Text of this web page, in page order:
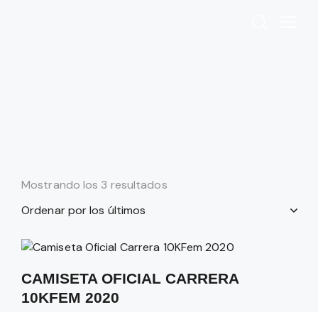
Mostrando los 3 resultados
CAMISETA OFICIAL CARRERA
10KFEM 2020